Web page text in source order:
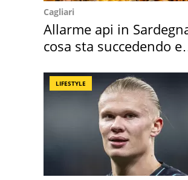
Cagliari
Allarme api in
cosa sta succedendo e
LIFESTYLE